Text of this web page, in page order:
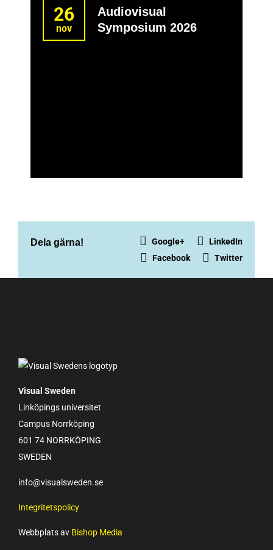
26
nov
Audiovisual
Symposium 2026
Dela gärna! LinkedIn
Google+
Twitter
Facebook
Visual Sweden
Linköpings universitet
Campus Norrköping
601 74 NORRKÖPING
SWEDEN
info@visualsweden.se
Integritetspolicy
Webbplats av Bishop Media